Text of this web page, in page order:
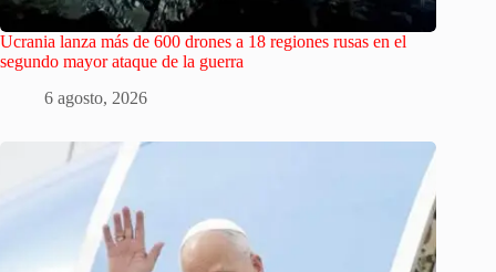
Ucrania lanza más de 600 drones a 18 regiones rusas en el
segundo mayor ataque de la guerra
6 agosto, 2026